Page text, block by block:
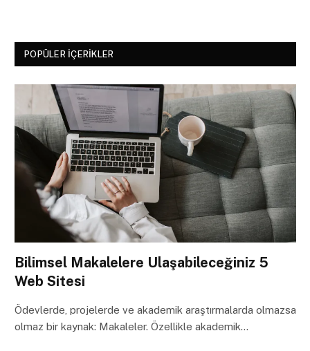
POPÜLER İÇERIKLER
Bilimsel Makalelere Ulaşabileceğiniz 5
Web Sitesi
Ödevlerde, projelerde ve akademik araştırmalarda olmazsa
olmaz bir kaynak: Makaleler. Özellikle akademik…